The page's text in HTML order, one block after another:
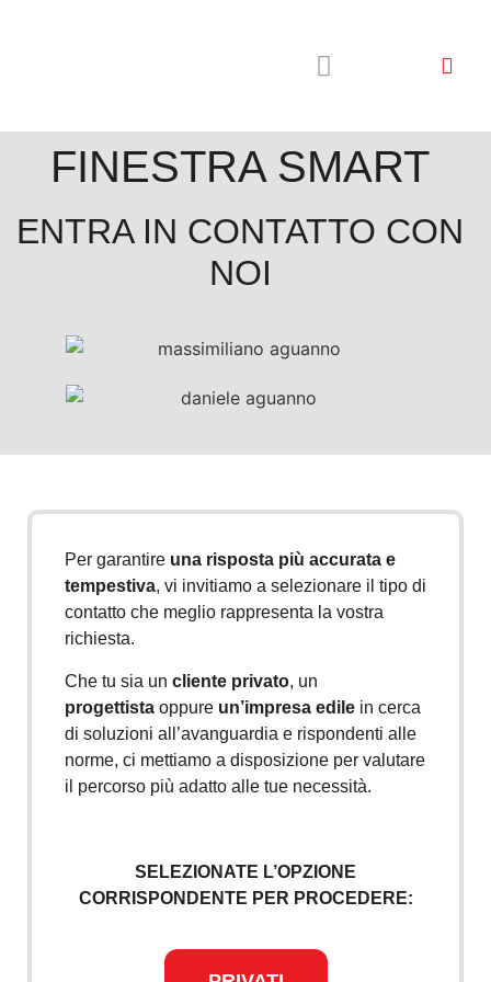
FINESTRA SMART
ENTRA IN CONTATTO CON
NOI
Per garantire una risposta più accurata e
tempestiva, vi invitiamo a selezionare il tipo di
contatto che meglio rappresenta la vostra
richiesta.
Che tu sia un cliente privato, un
progettista oppure un’impresa edile in cerca
di soluzioni all’avanguardia e rispondenti alle
norme, ci mettiamo a disposizione per valutare
il percorso più adatto alle tue necessità.
SELEZIONATE L’OPZIONE
CORRISPONDENTE PER PROCEDERE: